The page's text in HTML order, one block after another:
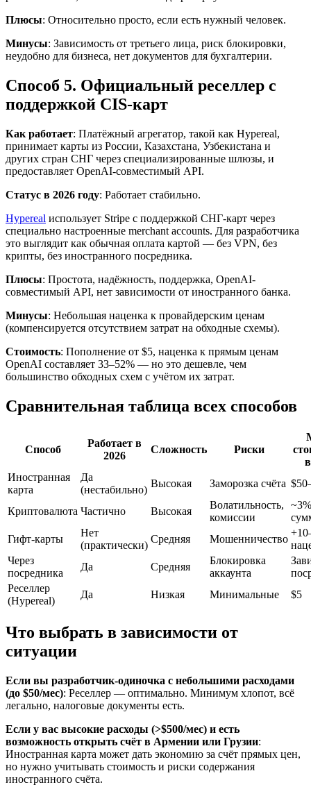
Плюсы: Относительно просто, если есть нужный человек.
Минусы: Зависимость от третьего лица, риск блокировки,
неудобно для бизнеса, нет документов для бухгалтерии.
Способ 5. Официальный реселлер с
поддержкой CIS-карт
Как работает: Платёжный агрегатор, такой как Hypereal,
принимает карты из России, Казахстана, Узбекистана и
других стран СНГ через специализированные шлюзы, и
предоставляет OpenAI-совместимый API.
Статус в 2026 году: Работает стабильно.
Hypereal использует Stripe с поддержкой СНГ-карт через
специально настроенные merchant accounts. Для разработчика
это выглядит как обычная оплата картой — без VPN, без
крипты, без иностранного посредника.
Плюсы: Простота, надёжность, поддержка, OpenAI-
совместимый API, нет зависимости от иностранного банка.
Минусы: Небольшая наценка к провайдерским ценам
(компенсируется отсутствием затрат на обходные схемы).
Стоимость: Пополнение от $5, наценка к прямым ценам
OpenAI составляет 33–52% — но это дешевле, чем
большинство обходных схем с учётом их затрат.
Сравнительная таблица всех способов
Способ
Работает в
2026
Сложность Риски
Иностранная
карта
Да
(нестабильно)
Высокая Заморозка счёта
Криптовалюта Частично Высокая
Волатильность,
комиссии
Гифт-карты
Нет
(практически)
Средняя Мошенничество
Через
посредника
Да Средняя
Блокировка
аккаунта
Реселлер
(Hypereal)
Да Низкая Минимальные $5
Что выбрать в зависимости от
ситуации
Если вы разработчик-одиночка с небольшими расходами
(до $50/мес): Реселлер — оптимально. Минимум хлопот, всё
легально, налоговые документы есть.
Если у вас высокие расходы (>$500/мес) и есть
возможность открыть счёт в Армении или Грузии:
Иностранная карта может дать экономию за счёт прямых цен,
но нужно учитывать стоимость и риски содержания
иностранного счёта.